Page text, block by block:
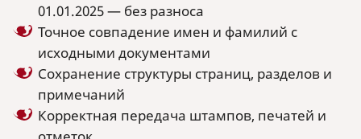
01.01.2025 — без разноса
Точное совпадение имен и фамилий с
исходными документами
Сохранение структуры страниц, разделов и
примечаний
Корректная передача штампов, печатей и